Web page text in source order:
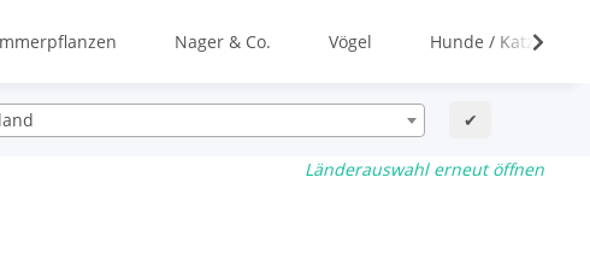
Nager & Co. Vögel Hunde / Katzen
✔
Länderauswahl erneut öffnen